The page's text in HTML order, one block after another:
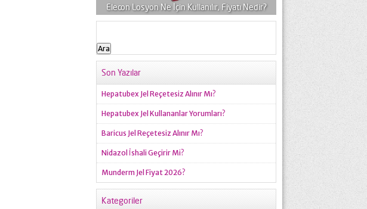
Elecon Losyon Ne İçin Kullanılır, Fiyatı Nedir? Siprogut Göz Damlası Niçin Kullanılır,
Arama:
Son Yazılar
Hepatubex Jel Reçetesiz Alınır Mı?
Hepatubex Jel Kullananlar Yorumları?
Baricus Jel Reçetesiz Alınır Mı?
Nidazol İshali Geçirir Mi?
Munderm Jel Fiyat 2026?
Kategoriler